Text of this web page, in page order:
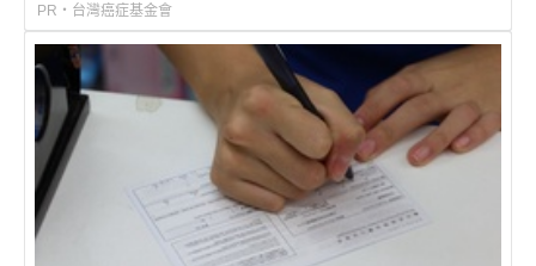
PR・台灣癌症基金會